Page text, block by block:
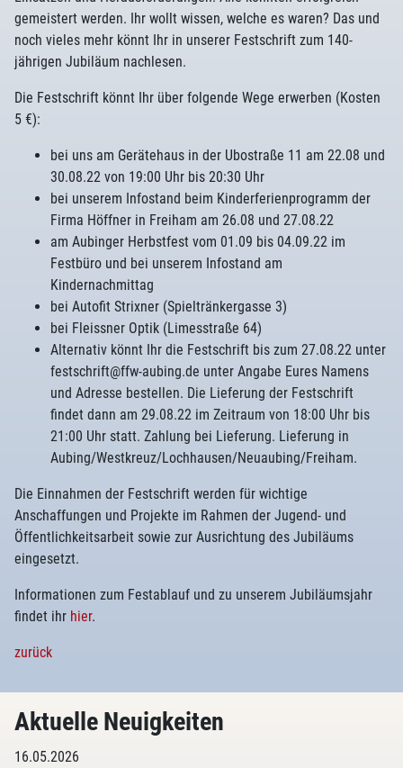
gemeistert werden. Ihr wollt wissen, welche es waren? Das und
noch vieles mehr könnt Ihr in unserer Festschrift zum 140-
jährigen Jubiläum nachlesen.
Die Festschrift könnt Ihr über folgende Wege erwerben (Kosten
5 €):
bei uns am Gerätehaus in der Ubostraße 11 am 22.08 und
30.08.22 von 19:00 Uhr bis 20:30 Uhr
bei unserem Infostand beim Kinderferienprogramm der
Firma Höffner in Freiham am 26.08 und 27.08.22
am Aubinger Herbstfest vom 01.09 bis 04.09.22 im
Festbüro und bei unserem Infostand am
Kindernachmittag
bei Autofit Strixner (Spieltränkergasse 3)
bei Fleissner Optik (Limesstraße 64)
Alternativ könnt Ihr die Festschrift bis zum 27.08.22 unter
festschrift@ffw-aubing.de unter Angabe Eures Namens
und Adresse bestellen. Die Lieferung der Festschrift
findet dann am 29.08.22 im Zeitraum von 18:00 Uhr bis
21:00 Uhr statt. Zahlung bei Lieferung. Lieferung in
Aubing/Westkreuz/Lochhausen/Neuaubing/Freiham.
Die Einnahmen der Festschrift werden für wichtige
Anschaffungen und Projekte im Rahmen der Jugend- und
Öffentlichkeitsarbeit sowie zur Ausrichtung des Jubiläums
eingesetzt.
Informationen zum Festablauf und zu unserem Jubiläumsjahr
findet ihr hier.
zurück
Aktuelle Neuigkeiten
16.05.2026